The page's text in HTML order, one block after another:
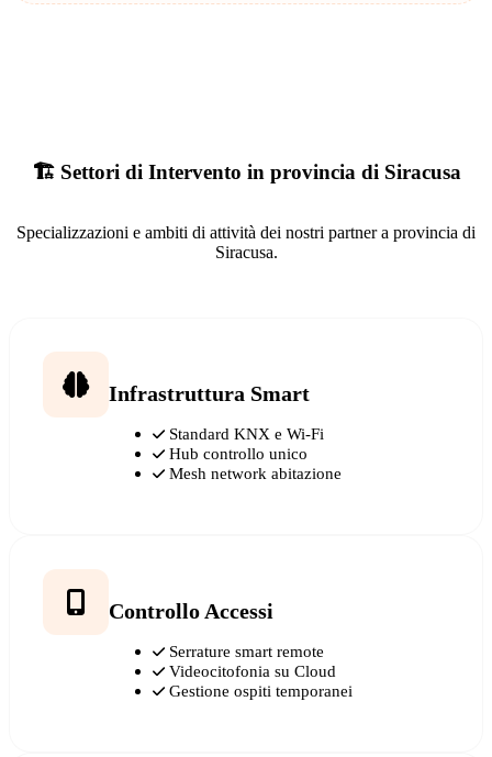
🏗️ Settori di Intervento in provincia di Siracusa
Specializzazioni e ambiti di attività dei nostri partner a provincia di
Siracusa.
Infrastruttura Smart
Standard KNX e Wi-Fi
Hub controllo unico
Mesh network abitazione
Controllo Accessi
Serrature smart remote
Videocitofonia su Cloud
Gestione ospiti temporanei